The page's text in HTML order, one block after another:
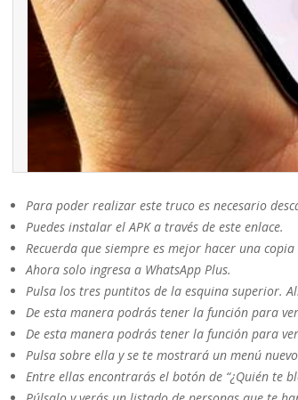
Para poder realizar este truco es necesario
Puedes instalar el APK a través de este enlace.
Recuerda que siempre es mejor hacer una
Ahora solo ingresa a WhatsApp Plus.
Pulsa los tres puntitos de la esquina superior.
De esta manera podrás tener la función para
De esta manera podrás tener la función para
Pulsa sobre ella y se te mostrará un menú
Entre ellas encontrarás el botón de “¿Quién te